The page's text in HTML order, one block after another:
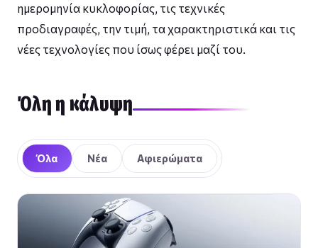
ημερομηνία κυκλοφορίας, τις τεχνικές
προδιαγραφές, την τιμή, τα χαρακτηριστικά και τις
νέες τεχνολογίες που ίσως φέρει μαζί του.
Όλη η κάλυψη
Όλα Νέα Αφιερώματα